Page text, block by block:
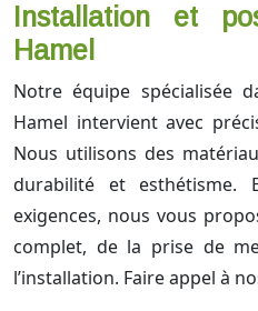
Installation et
Hamel
Notre équipe spécialisée
Hamel intervient avec
Nous utilisons des
durabilité et esthétisme.
exigences, nous vous
complet, de la prise de
l’installation. Faire appel à